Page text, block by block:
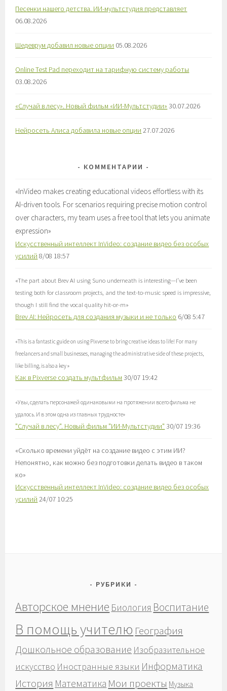
Песенки нашего детства. ИИ-мультстудия представляет
06.08.2026
Шедеврум добавил новые опции 05.08.2026
Online Test Pad переходит на тарифную систему работы
03.08.2026
«Случай в лесу». Новый фильм «ИИ-Мультстудии» 30.07.2026
Нейросеть Алиса добавила новые опции 27.07.2026
КОММЕНТАРИИ
«InVideo makes creating educational videos effortless with its
AI-driven tools. For scenarios requiring precise motion control
over characters, my team uses a free tool that lets you animate
expression»
Искусственный интеллект InVideo: создание видео без особых
усилий 8/08 18:57
«The part about Brev AI using Suno underneath is interesting—I’ve been
testing both for classroom projects, and the text-to-music speed is impressive,
though I still find the vocal quality hit-or-m»
Brev AI: Нейросеть для создания музыки и не только 6/08 5:47
«This is a fantastic guide on using Pixverse to bring creative ideas to life! For many
freelancers and small businesses, managing the administrative side of these projects,
like billing, is also a key»
Как в Pixverse создать мультфильм 30/07 19:42
«Увы, сделать персонажей одинаковыми на протяжении всего фильма не
удалось. И в этом одна из главных трудносте»
"Случай в лесу". Новый фильм "ИИ-Мультстудии" 30/07 19:36
«Сколько времени уйдёт на создание видео с этим ИИ?
Непонятно, как можно без подготовки делать видео в таком
ко»
Искусственный интеллект InVideo: создание видео без особых
усилий 24/07 10:25
РУБРИКИ
Авторское мнение Биология Воспитание
В помощь учителю География
Дошкольное образование Изобразительное
искусство Иностранные языки Информатика
История Математика Мои проекты Музыка